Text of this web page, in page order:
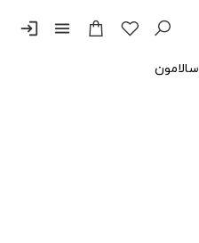
menu
login
سالامون